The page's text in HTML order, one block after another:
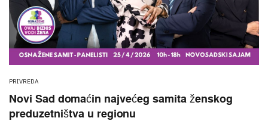
PRIVREDA
Novi Sad domaćin najvećeg samita ženskog
preduzetništva u regionu